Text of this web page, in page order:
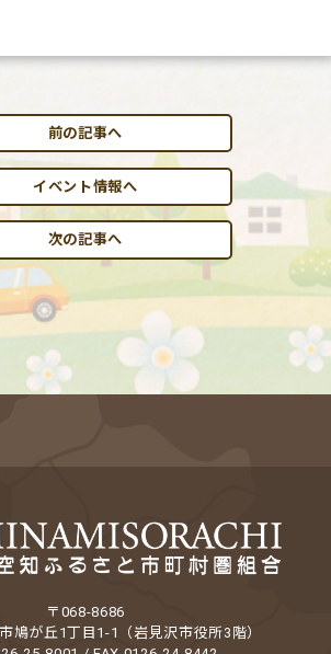
前の記事へ
イベント情報へ
次の記事へ
〒068-8686
鳩が丘1丁目1-1（岩見沢市役所3階）